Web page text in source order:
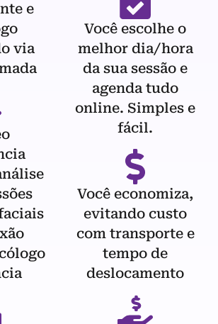
e
via
Você escolhe o
melhor dia/hora
da sua sessão e
agenda tudo
online. Simples e
fácil.
Você economiza,
evitando custo
com transporte e
tempo de
deslocamento